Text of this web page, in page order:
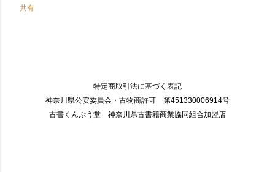
共有
特定商取引法に基づく表記
神奈川県公安委員会・古物商許可 第451330006914号
古書くんぷう堂 神奈川県古書籍商業協同組合加盟店